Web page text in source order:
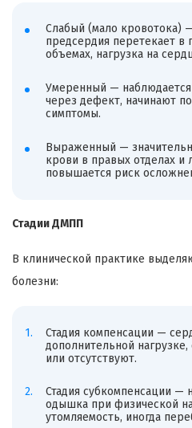
Слабый (мало кровотока)
предсердия перетекает в
объемах, нагрузка на
Умеренный —
через дефект, начинают
симптомы.
Выраженный —
крови в правых отделах и
повышается риск
Стадии ДМПП
В клинической практике
болезни:
Стадия компенсации —
дополнительной
или отсутствуют.
Стадия субкомпенсации —
одышка при физической
утомляемость, иногда